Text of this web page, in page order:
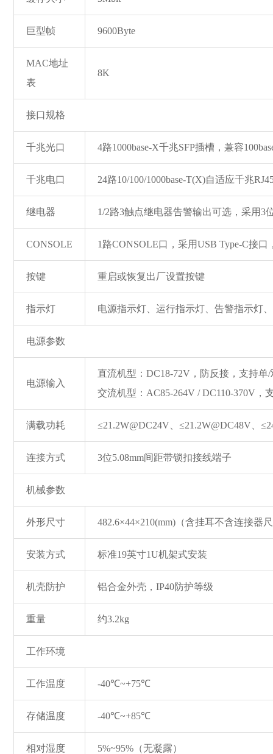
巨型帧 9600Byte
MAC地址
表
8K
接口规格
千兆光口 4路1000base-X千兆SFP插槽，兼容100ba
千兆电口 24路10/100/1000base-T(X)自适应千兆
继电器 1/2路3触点继电器告警输出可选，采用3
CONSOLE 1路CONSOLE口，采用USB Type-C接
按键 重启或恢复出厂设置按键
指示灯 电源指示灯、运行指示灯、告警指示灯
电源参数
电源输入
直流机型：DC18-72V，防反接，支持单
交流机型：AC85-264V / DC110-370V，
满载功耗 ≤21.2W@DC24V、≤21.2W@DC48V、
连接方式 3位5.08mm间距带锁扣接线端子
机械参数
外形尺寸 482.6×44×210(mm)（含挂耳不含连接器
安装方式 标准19英寸1U机架式安装
机壳防护 铝合金外壳，IP40防护等级
重量 约3.2kg
工作环境
工作温度 -40℃~+75℃
存储温度 -40℃~+85℃
相对湿度 5%~95%（无凝露）